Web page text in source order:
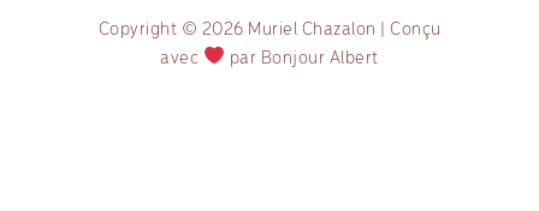
Copyright © 2026 Muriel Chazalon | Conçu
avec
par Bonjour Albert